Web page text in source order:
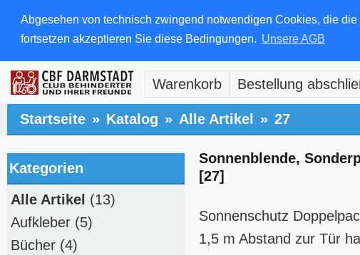
Abgesehen von technisch zwingend notwendigen Cookies, die
fortsetzen akzeptieren Sie diese Bedingungen. Unsere AGB
Warenkorb Bestellung
Startseite » Katalog » Alle Artikel » 27
Sonnenblende,
[27]
Sonnenschutz
1,5 m Abstand zur Tür
Kategorien
Alle Artikel (13)
Aufkleber (5)
Bücher (4)